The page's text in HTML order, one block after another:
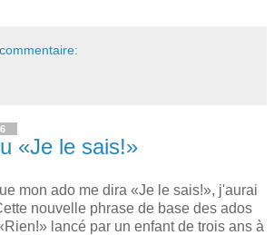
«Je le sais!»
mon ado me dira «Je le sais!», j'aurai
nouvelle phrase de base des ados
lancé par un enfant de trois ans à